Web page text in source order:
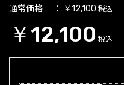
通常価格 ￥12,100 税込
￥12,100 税込